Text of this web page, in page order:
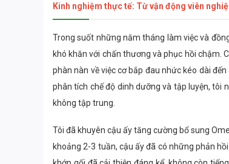
Kinh nghiệm thực tế: Từ vận động viên
Trong suốt những năm tháng làm việc và
khó khăn với chấn thương và phục hồi chậm.
phàn nàn về việc cơ bắp đau nhức kéo dài
phân tích chế độ dinh dưỡng và tập luyện, tôi
không tập trung.
Tôi đã khuyên cậu ấy tăng cường bổ sung
khoảng 2-3 tuần, cậu ấy đã có những phản